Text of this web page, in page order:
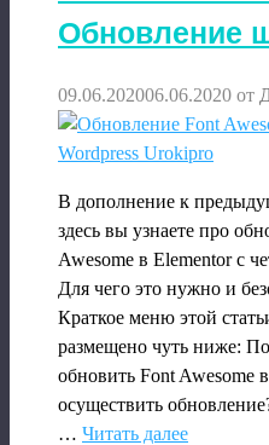
Обновление
09.06.202006.06.2020 от
В дополнение к
здесь вы узнаете про
Awesome в Elementor c
Для чего это нужно и
Краткое меню этой
размещено чуть ниже:
обновить Font Awesome
осуществить
… Читать далее